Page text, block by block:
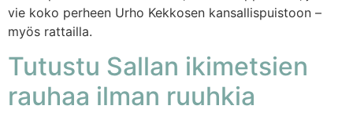
vie koko perheen Urho Kekkosen kansallispuistoon –
myös rattailla.
Tutustu Sallan ikimetsien
rauhaa ilman ruuhkia